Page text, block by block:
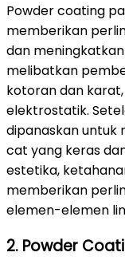
Powder coating
memberikan
dan
melibatkan
kotoran dan
elektrostatik.
dipanaskan untuk
cat yang keras
estetika,
memberikan
elemen-elemen
2. Powder